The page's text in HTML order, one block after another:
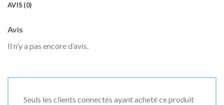
AVIS (0)
Avis
Il n’y a pas encore d’avis.
Seuls les clients connectés ayant acheté ce produit